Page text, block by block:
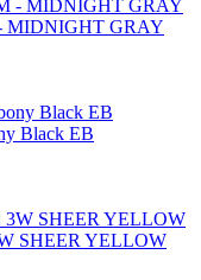
MIDNIGHT GRAY
Black EB
SHEER YELLOW